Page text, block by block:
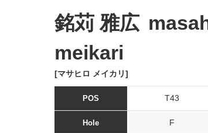
銘苅 雅広
meikari
[マサヒロ メイカリ]
POS T43
Hole F